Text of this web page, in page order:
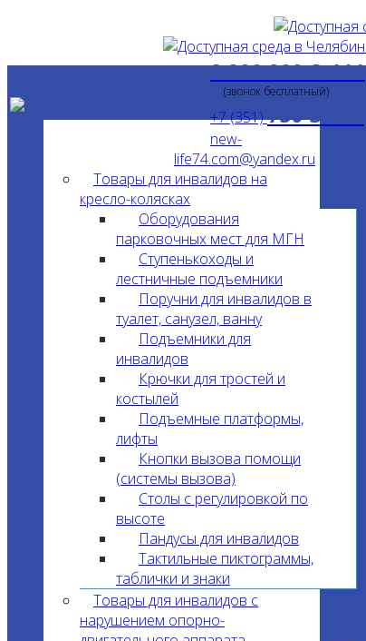
8 800 200-3-111
(звонок бесплатный)
+7 (351)750-34-24
new-
life74.com@yandex.ru
Товары для инвалидов на
кресло-колясках
Оборудования
парковочных мест для МГН
Ступенькоходы и
лестничные подъемники
Поручни для инвалидов в
туалет, санузел, ванну
Подъемники для
инвалидов
Крючки для тростей и
костылей
Подъемные платформы,
лифты
Кнопки вызова помощи
(системы вызова)
Столы с регулировкой по
высоте
Пандусы для инвалидов
Тактильные пиктограммы,
таблички и знаки
Товары для инвалидов с
нарушением опорно-